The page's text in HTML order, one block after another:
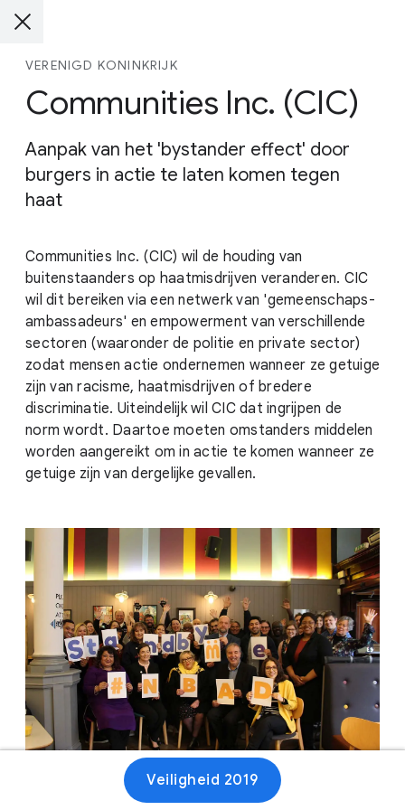
VERENIGD KONINKRIJK
Communities Inc. (CIC)
Aanpak van het 'bystander effect' door
burgers in actie te laten komen tegen
haat
Communities Inc. (CIC) wil de houding van
buitenstaanders op haatmisdrijven veranderen. CIC
wil dit bereiken via een netwerk van 'gemeenschaps-
ambassadeurs' en empowerment van verschillende
sectoren (waaronder de politie en private sector)
zodat mensen actie ondernemen wanneer ze getuige
zijn van racisme, haatmisdrijven of bredere
discriminatie. Uiteindelijk wil CIC dat ingrijpen de
norm wordt. Daartoe moeten omstanders middelen
worden aangereikt om in actie te komen wanneer ze
getuige zijn van dergelijke gevallen.
Veiligheid 2019